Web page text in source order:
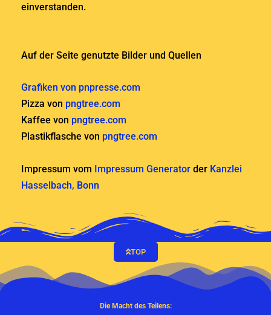
einverstanden.
Auf der Seite genutzte Bilder und Quellen
Grafiken von pnpresse.com
Pizza von pngtree.com
Kaffee von pngtree.com
Plastikflasche von pngtree.com
Impressum vom Impressum Generator der Kanzlei
Hasselbach, Bonn
TOP
Die Macht des Teilens: